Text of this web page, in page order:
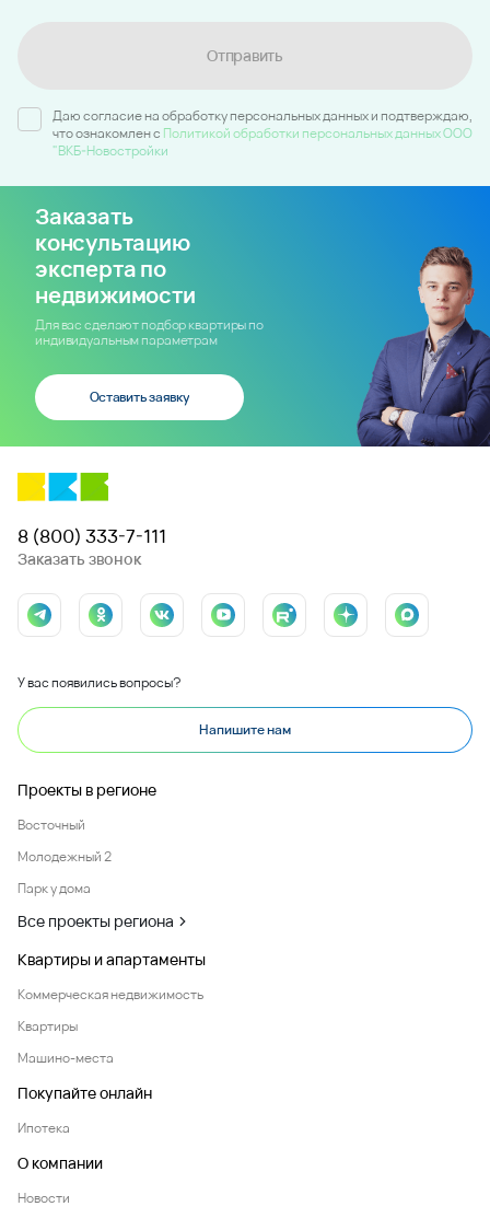
Отправить
Даю согласие на обработку персональных данных и подтверждаю,
что ознакомлен c Политикой обработки персональных данных ООО
"ВКБ-Новостройки
Заказать
консультацию
эксперта по
недвижимости
Для вас сделают подбор квартиры по
индивидуальным параметрам
Оставить заявку
8 (800) 333-7-111
Заказать звонок
У вас появились вопросы?
Напишите нам
Проекты в регионе
Восточный
Молодежный 2
Парк у дома
Все проекты региона
Квартиры и апартаменты
Коммерческая недвижимость
Квартиры
Машино-места
Покупайте онлайн
Ипотека
О компании
Новости